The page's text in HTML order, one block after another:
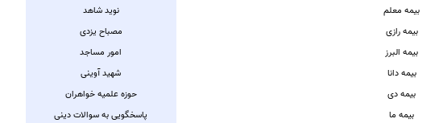
بیمه معلم
بیمه رازی
بیمه البرز
بیمه دانا
بیمه دی
بیمه ما
نوید شاهد
مصباح یزدی
امور مساجد
شهید آوینی
حوزه علمیه خواهران
پاسخگویی به سوالات دینی